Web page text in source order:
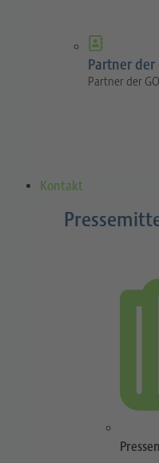
Partner der
Partner der
Kontakt